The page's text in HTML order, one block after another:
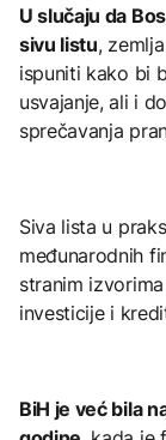
U slučaju da
sivu listu,
ispuniti kako bi
usvajanje, ali i
sprečavanja
Siva lista u
međunarodnih
stranim
investicije i
BiH je već bila